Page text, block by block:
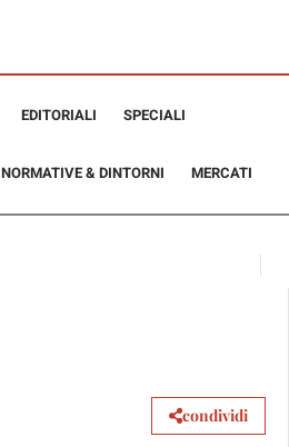
EDITORIALI SPECIALI
NORMATIVE & DINTORNI MERCATI
condividi